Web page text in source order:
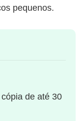
pequenos.
de até 30